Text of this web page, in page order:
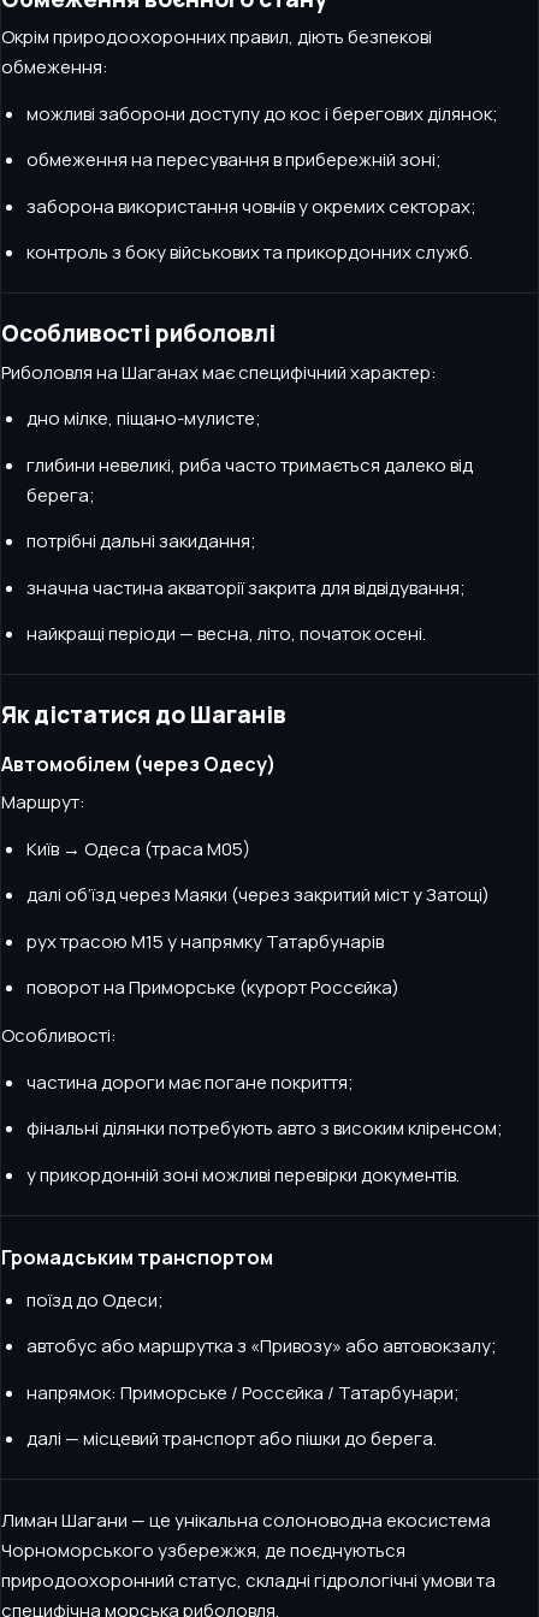
Окрім природоохоронних правил, діють безпекові
обмеження:
можливі заборони доступу до кос і берегових ділянок;
обмеження на пересування в прибережній зоні;
заборона використання човнів у окремих секторах;
контроль з боку військових та прикордонних служб.
Особливості риболовлі
Риболовля на Шаганах має специфічний характер:
дно мілке, піщано-мулисте;
глибини невеликі, риба часто тримається далеко від
берега;
потрібні дальні закидання;
значна частина акваторії закрита для відвідування;
найкращі періоди — весна, літо, початок осені.
Як дістатися до Шаганів
Автомобілем (через Одесу)
Маршрут:
Київ → Одеса (траса М05)
далі об’їзд через Маяки (через закритий міст у Затоці)
рух трасою М15 у напрямку Татарбунарів
поворот на Приморське (курорт Россєйка)
Особливості:
частина дороги має погане покриття;
фінальні ділянки потребують авто з високим кліренсом;
у прикордонній зоні можливі перевірки документів.
Громадським транспортом
поїзд до Одеси;
автобус або маршрутка з «Привозу» або автовокзалу;
напрямок: Приморське / Россєйка / Татарбунари;
далі — місцевий транспорт або пішки до берега.
Лиман Шагани — це унікальна солоноводна екосистема
Чорноморського узбережжя, де поєднуються
природоохоронний статус, складні гідрологічні умови та
специфічна морська риболовля.